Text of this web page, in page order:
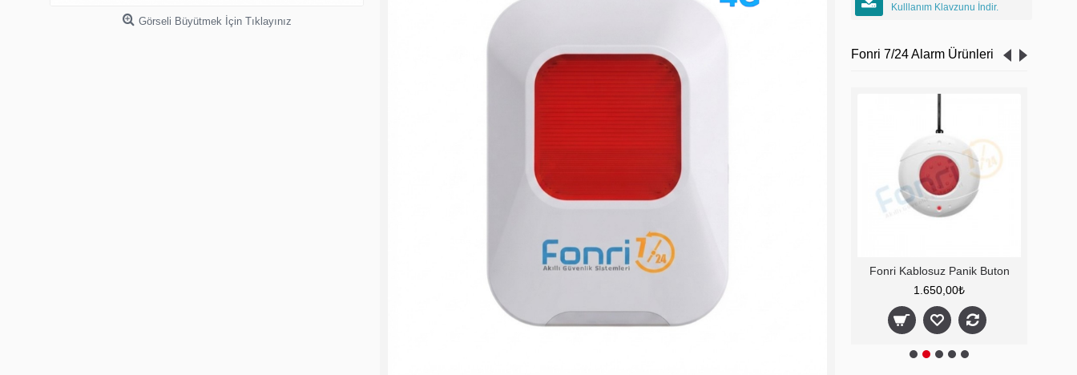
Kulllanım Klavzunu İndir.
Fonri 7/24 Alarm Ürünleri
Ax-Pro Ultra Alarm Sistemi
21.500,00₺
Fonri Kablosuz Panik Buton
1.650,00₺
Görseli Büyütmek İçin Tıklayınız